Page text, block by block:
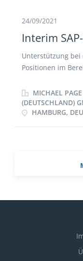
24/09/2021
Interim
Unterstützung bei
Positionen im
Unterstützung im
MICHAEL
(DEUTSCHLAND)
HAMBURG,